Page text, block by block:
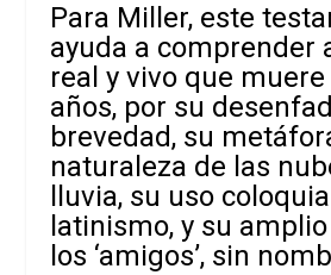
Para Miller, este
ayuda a comprender
real y vivo que
años, por su
brevedad, su
naturaleza de las
lluvia, su uso
latinismo, y su
los ‘amigos’, sin